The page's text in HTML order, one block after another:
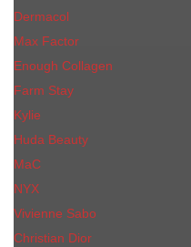
Dermacol
Max Factor
Enough Collagen
Farm Stay
Kylie
Huda Beauty
МаС
NYX
Vivienne Sabo
Сhristiаn Diоr